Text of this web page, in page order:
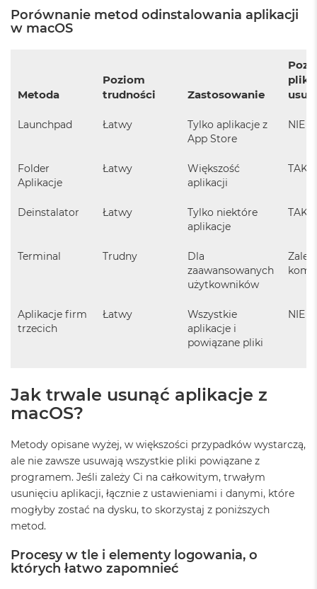
b
r
e
ł
a
m
ę
A
a
c
P
r
o
G
B
R
A
M
B
o
Porównanie metod odinstalowania aplikacji
w macOS
Metoda
Poziom
trudności
Zastosowanie
pliki
Launchpad Łatwy
Tylko aplikacje z
App Store
NIE
Folder
Aplikacje
Łatwy
Większość
aplikacji
TAK
Deinstalator Łatwy
Tylko niektóre
aplikacje
TAK
Terminal Trudny
Dla
zaawansowanych
użytkowników
Aplikacje firm
trzecich
Łatwy
Wszystkie
aplikacje i
powiązane pliki
NIE
Jak trwale usunąć aplikacje z
macOS?
Metody opisane wyżej, w większości przypadków wystarczą,
ale nie zawsze usuwają wszystkie pliki powiązane z
programem. Jeśli zależy Ci na całkowitym, trwałym
usunięciu aplikacji, łącznie z ustawieniami i danymi, które
mogłyby zostać na dysku, to skorzystaj z poniższych
metod.
Procesy w tle i elementy logowania, o
których łatwo zapomnieć